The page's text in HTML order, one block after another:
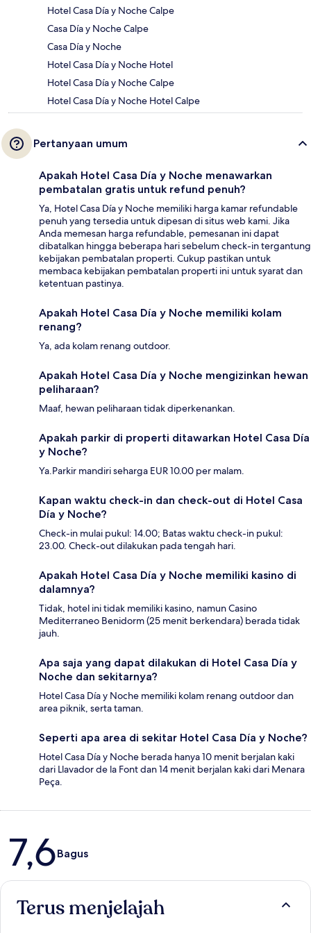
Hotel Casa Día y Noche Calpe
Casa Día y Noche Calpe
Casa Día y Noche
Hotel Casa Día y Noche Hotel
Hotel Casa Día y Noche Calpe
Hotel Casa Día y Noche Hotel Calpe
Pertanyaan umum
Apakah Hotel Casa Día y Noche menawarkan
pembatalan gratis untuk refund penuh?
Ya, Hotel Casa Día y Noche memiliki harga kamar refundable
penuh yang tersedia untuk dipesan di situs web kami. Jika
Anda memesan harga refundable, pemesanan ini dapat
dibatalkan hingga beberapa hari sebelum check-in tergantung
kebijakan pembatalan properti. Cukup pastikan untuk
membaca kebijakan pembatalan properti ini untuk syarat dan
ketentuan pastinya.
Apakah Hotel Casa Día y Noche memiliki kolam
renang?
Ya, ada kolam renang outdoor.
Apakah Hotel Casa Día y Noche mengizinkan hewan
peliharaan?
Maaf, hewan peliharaan tidak diperkenankan.
Apakah parkir di properti ditawarkan Hotel Casa Día
y Noche?
Ya.Parkir mandiri seharga EUR 10.00 per malam.
Kapan waktu check-in dan check-out di Hotel Casa
Día y Noche?
Check-in mulai pukul: 14.00; Batas waktu check-in pukul:
23.00. Check-out dilakukan pada tengah hari.
Apakah Hotel Casa Día y Noche memiliki kasino di
dalamnya?
Tidak, hotel ini tidak memiliki kasino, namun Casino
Mediterraneo Benidorm (25 menit berkendara) berada tidak
jauh.
Apa saja yang dapat dilakukan di Hotel Casa Día y
Noche dan sekitarnya?
Hotel Casa Día y Noche memiliki kolam renang outdoor dan
area piknik, serta taman.
Seperti apa area di sekitar Hotel Casa Día y Noche?
Hotel Casa Día y Noche berada hanya 10 menit berjalan kaki
dari Llavador de la Font dan 14 menit berjalan kaki dari Menara
Peça.
Ulasan
7,6Bagus
Terus menjelajah